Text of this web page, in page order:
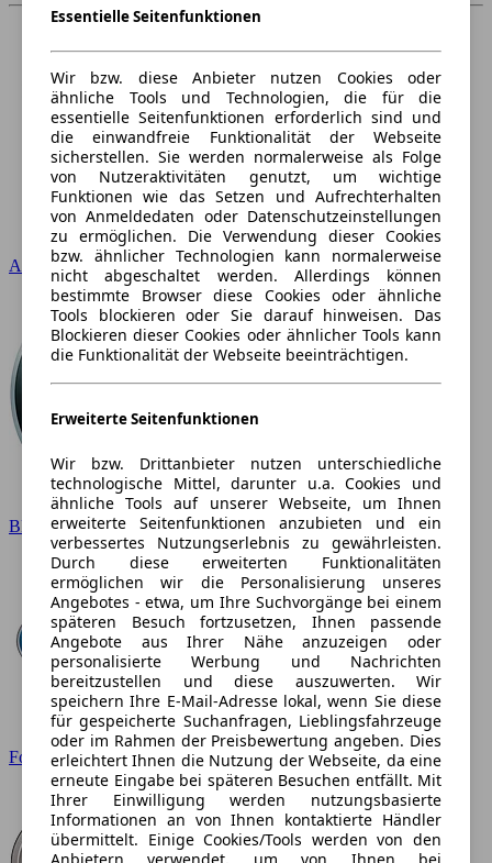
Audi
BMW
Ford
Essentielle Seitenfunktionen
Wir bzw. diese Anbieter nutzen Cookies oder
ähnliche Tools und Technologien, die für die
essentielle Seitenfunktionen erforderlich sind und
die einwandfreie Funktionalität der Webseite
sicherstellen. Sie werden normalerweise als Folge
von Nutzeraktivitäten genutzt, um wichtige
Funktionen wie das Setzen und Aufrechterhalten
von Anmeldedaten oder Datenschutzeinstellungen
zu ermöglichen. Die Verwendung dieser Cookies
bzw. ähnlicher Technologien kann normalerweise
nicht abgeschaltet werden. Allerdings können
bestimmte Browser diese Cookies oder ähnliche
Tools blockieren oder Sie darauf hinweisen. Das
Blockieren dieser Cookies oder ähnlicher Tools kann
die Funktionalität der Webseite beeinträchtigen.
Erweiterte Seitenfunktionen
Wir bzw. Drittanbieter nutzen unterschiedliche
technologische Mittel, darunter u.a. Cookies und
ähnliche Tools auf unserer Webseite, um Ihnen
erweiterte Seitenfunktionen anzubieten und ein
verbessertes Nutzungserlebnis zu gewährleisten.
Durch diese erweiterten Funktionalitäten
ermöglichen wir die Personalisierung unseres
Angebotes - etwa, um Ihre Suchvorgänge bei einem
späteren Besuch fortzusetzen, Ihnen passende
Angebote aus Ihrer Nähe anzuzeigen oder
personalisierte Werbung und Nachrichten
bereitzustellen und diese auszuwerten. Wir
speichern Ihre E-Mail-Adresse lokal, wenn Sie diese
für gespeicherte Suchanfragen, Lieblingsfahrzeuge
oder im Rahmen der Preisbewertung angeben. Dies
erleichtert Ihnen die Nutzung der Webseite, da eine
erneute Eingabe bei späteren Besuchen entfällt. Mit
Ihrer Einwilligung werden nutzungsbasierte
Informationen an von Ihnen kontaktierte Händler
übermittelt. Einige Cookies/Tools werden von den
Anbietern verwendet, um von Ihnen bei